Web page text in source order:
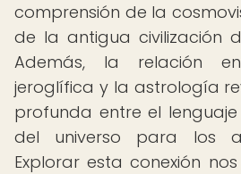
comprensión de la
de la antigua civilización
Además, la relación
jeroglífica y la astrología
profunda entre el
del universo para los
Explorar esta conexión